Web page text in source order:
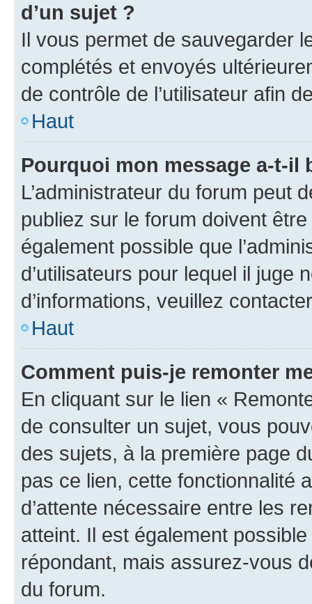
d’un sujet ?
Il vous permet de sauvegarder
complétés et envoyés
de contrôle de l’utilisateur afin
Haut
Pourquoi mon message a-t-il
L’administrateur du forum peut
publiez sur le forum doivent
également possible que
d’utilisateurs pour lequel il juge
d’informations, veuillez
Haut
Comment puis-je remonter
En cliquant sur le lien «
de consulter un sujet, vous
des sujets, à la première page
pas ce lien, cette fonctionnalité
d’attente nécessaire entre les
atteint. Il est également
répondant, mais assurez-vous
du forum.